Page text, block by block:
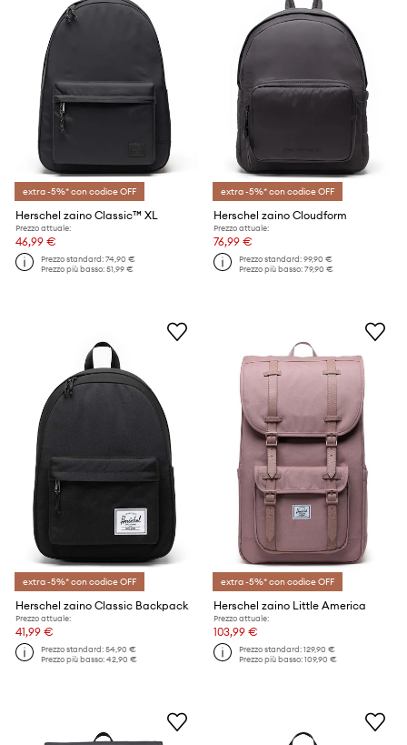
extra -5%* con codice OFF
Herschel zaino Classic™ XL
Prezzo attuale:
46,99 €
Prezzo standard:74,90 €
Prezzo più basso:51,99 €
extra -5%* con codice OFF
Herschel zaino Cloudform
Prezzo attuale:
76,99 €
Prezzo standard:99,90 €
Prezzo più basso:79,90 €
extra -5%* con codice OFF
Herschel zaino Classic Backpack
Prezzo attuale:
41,99 €
Prezzo standard:54,90 €
Prezzo più basso:42,90 €
extra -5%* con codice OFF
Herschel zaino Little America
Prezzo attuale:
103,99 €
Prezzo standard:129,90 €
Prezzo più basso:109,90 €